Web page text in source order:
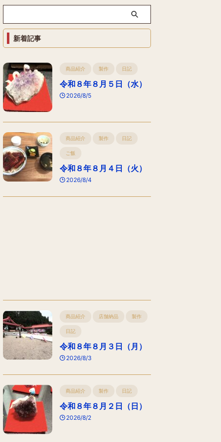
新着記事
商品紹介 製作 日記
令和８年８月５日（水）
2026/8/5
商品紹介 製作 日記
ご飯
令和８年８月４日（火）
2026/8/4
商品紹介 店舗納品 製作
日記
令和８年８月３日（月）
2026/8/3
商品紹介 製作 日記
令和８年８月２日（日）
2026/8/2